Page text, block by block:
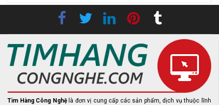
Tìm Hàng Công Nghệ là đơn vị cung cấp các sản phẩm, dịch vụ thuộc lĩnh